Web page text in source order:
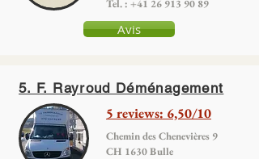
Tel. : +41 26 913 90 89
Avis
5. F. Rayroud Déménagement
5 reviews: 6,50/10
Chemin des Chenevières 9
CH 1630 Bulle